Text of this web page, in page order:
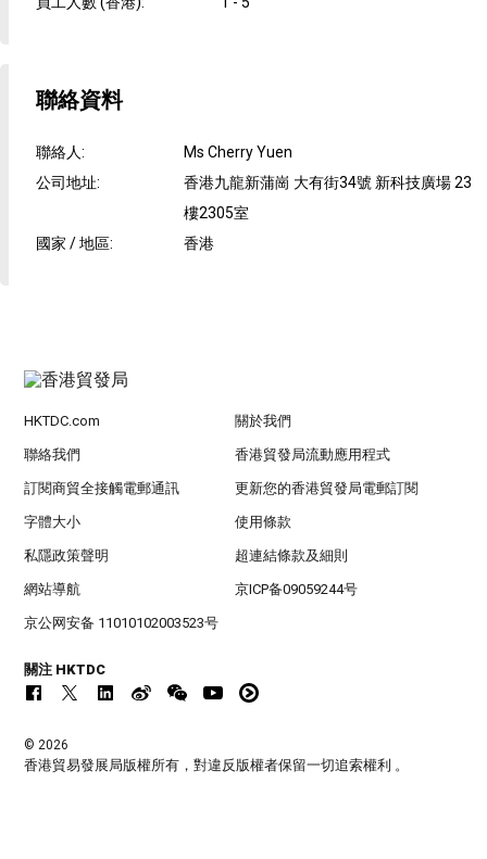
聯絡資料
聯絡人:
Ms Cherry Yuen
公司地址:
香港九龍新蒲崗 大有街34號 新科技廣場 23
樓2305室
國家 / 地區: 香港
HKTDC.com 關於我們
聯絡我們 香港貿發局流動應用程式
訂閱商貿全接觸電郵通訊 更新您的香港貿發局電郵訂閱
字體大小 使用條款
私隱政策聲明 超連結條款及細則
網站導航 京ICP备09059244号
京公网安备 11010102003523号
關注 HKTDC
© 2026
香港貿易發展局版權所有，對違反版權者保留一切追索權利 。